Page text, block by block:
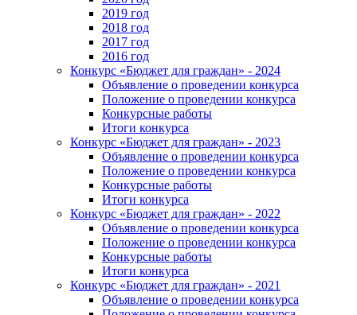
2019 год
2018 год
2017 год
2016 год
Конкурс «Бюджет для граждан» - 2024
Объявление о проведении конкурса
Положение о проведении конкурса
Конкурсные работы
Итоги конкурса
Конкурс «Бюджет для граждан» - 2023
Объявление о проведении конкурса
Положение о проведении конкурса
Конкурсные работы
Итоги конкурса
Конкурс «Бюджет для граждан» - 2022
Объявление о проведении конкурса
Положение о проведении конкурса
Конкурсные работы
Итоги конкурса
Конкурс «Бюджет для граждан» - 2021
Объявление о проведении конкурса